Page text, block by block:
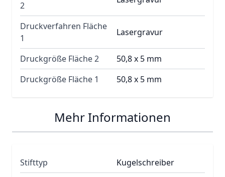
2
Druckverfahren Fläche
1
Lasergravur
Druckgröße Fläche 2
50,8 x 5 mm
Druckgröße Fläche 1
50,8 x 5 mm
Mehr Informationen
Stifttyp
Kugelschreiber